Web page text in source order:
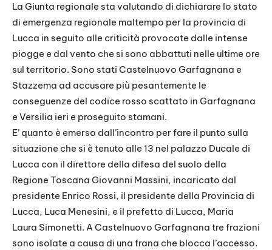
La Giunta regionale sta valutando di dichiarare lo stato
di emergenza regionale maltempo per la provincia di
Lucca in seguito alle criticità provocate dalle intense
piogge e dal vento che si sono abbattuti nelle ultime ore
sul territorio. Sono stati Castelnuovo Garfagnana e
Stazzema ad accusare più pesantemente le
conseguenze del codice rosso scattato in Garfagnana
e Versilia ieri e proseguito stamani.
E’ quanto è emerso dall’incontro per fare il punto sulla
situazione che si è tenuto alle 13 nel palazzo Ducale di
Lucca con il direttore della difesa del suolo della
Regione Toscana Giovanni Massini, incaricato dal
presidente Enrico Rossi, il presidente della Provincia di
Lucca, Luca Menesini, e il prefetto di Lucca, Maria
Laura Simonetti. A Castelnuovo Garfagnana tre frazioni
sono isolate a causa di una frana che blocca l’accesso.